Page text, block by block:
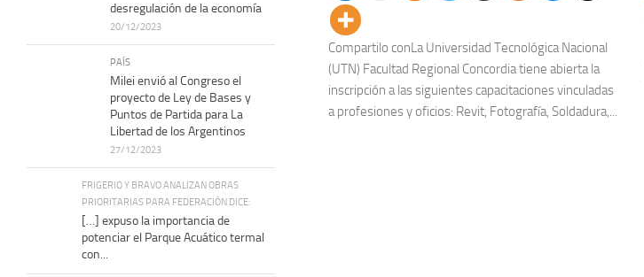
Compartilo conLa Universidad Tecnológica Nacional
(UTN) Facultad Regional Concordia tiene abierta la
inscripción a las siguientes capacitaciones vinculadas
a profesiones y oficios: Revit, Fotografía, Soldadura,...
desregulación de la economía
20/12/2023
PAÍS
Milei envió al Congreso el
proyecto de Ley de Bases y
Puntos de Partida para La
Libertad de los Argentinos
27/12/2023
FRIGERIO Y BRAVO ANALIZAN OBRAS
PRIORITARIAS PARA FEDERACIÓN DICE:
[…] expuso la importancia de
potenciar el Parque Acuático termal
con...